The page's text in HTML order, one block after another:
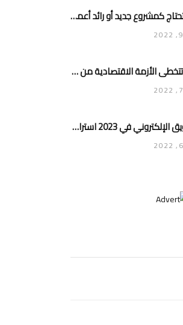
ماذا تحتاج كمشروع جديد أو رائد أعمال لتحقيق تأثير وانتشار في السوق
كيف تتخطى الأزمة الاقتصادية من خلال موقعك الإلكتروني أو متجرك الإلكتروني
التسويق الإلكتروني في 2023 استراتيجيات وأفكار جديدة للتسويق